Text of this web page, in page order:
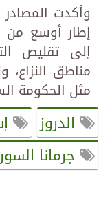
وأكدت
إطار أوسع من
إلى تقليص
مناطق
مثل الحكومة
الدروز
جرمانا